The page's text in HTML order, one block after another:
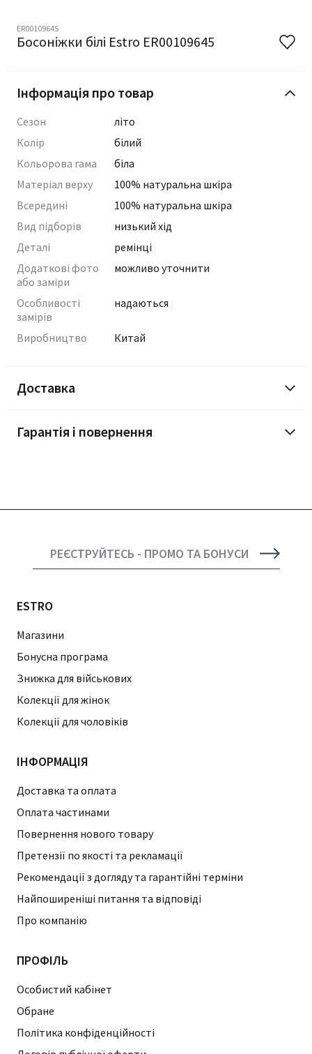
ER00109645
Босоніжки білі Estro ER00109645
Інформація про товар
Сезон
літо
Колір
білий
Кольорова гама
біла
Матеріал верху
100% натуральна шкіра
Всередині
100% натуральна шкіра
Вид підборів
низький хід
Деталі
ремінці
Додаткові фото
або заміри
можливо уточнити
Особливості
замірів
надаються
Виробництво Китай
Доставка
Гарантія і повернення
РЕЄСТРУЙТЕСЬ - ПРОМО ТА БОНУСИ
ESTRO
Магазини
Бонусна програма
Знижка для військових
Колекції для жінок
Колекції для чоловіків
ІНФОРМАЦІЯ
Доставка та оплата
Оплата частинами
Повернення нового товару
Претензії по якості та рекламації
Рекомендації з догляду та гарантійні терміни
Найпоширеніші питання та відповіді
Про компанію
ПРОФІЛЬ
Особистий кабінет
Обране
Політика конфіденційності